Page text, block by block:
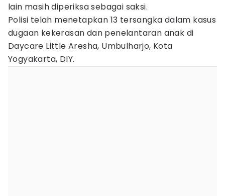
lain masih diperiksa sebagai saksi.
Polisi telah menetapkan 13 tersangka dalam kasus
dugaan kekerasan dan penelantaran anak di
Daycare Little Aresha, Umbulharjo, Kota
Yogyakarta, DIY.